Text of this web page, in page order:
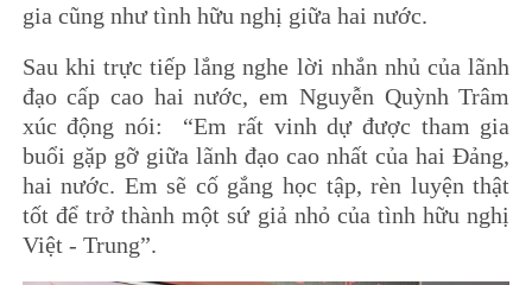
gia cũng như tình hữu nghị giữa hai nước.
Sau khi trực tiếp lắng nghe lời nhắn nhủ của lãnh
đạo cấp cao hai nước, em Nguyễn Quỳnh Trâm
xúc động nói: “Em rất vinh dự được tham gia
buổi gặp gỡ giữa lãnh đạo cao nhất của hai Đảng,
hai nước. Em sẽ cố gắng học tập, rèn luyện thật
tốt để trở thành một sứ giả nhỏ của tình hữu nghị
Việt - Trung”.